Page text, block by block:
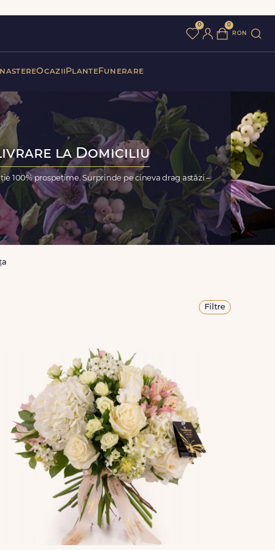
0 0
ron
Ocazii PlanteFunerare
la Domiciliu
100% prospețime. Surprinde pe cineva drag astăzi –
Filtre